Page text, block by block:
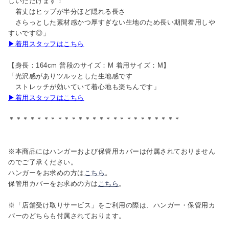
着丈はヒップが半分ほど隠れる長さ
さらっとした素材感かつ厚すぎない生地のため長い期間着用しや
すいです◎」
▶着用スタッフはこちら
【身長：164cm 普段のサイズ：M 着用サイズ：M】
「光沢感がありツルッとした生地感です
ストレッチが効いていて着心地も楽ちんです」
▶着用スタッフはこちら
＊＊＊＊＊＊＊＊＊＊＊＊＊＊＊＊＊＊＊＊＊＊＊＊＊
※本商品にはハンガーおよび保管用カバーは付属されておりません
のでご了承ください。
ハンガーをお求めの方は こちら 。
保管用カバーをお求めの方は こちら 。
※「店舗受け取りサービス」をご利用の際は、ハンガー・保管用カ
バーのどちらも付属されております。